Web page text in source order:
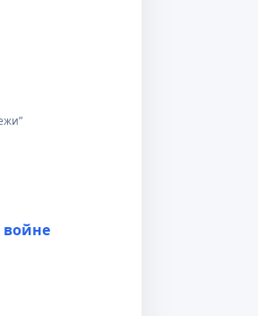
войне